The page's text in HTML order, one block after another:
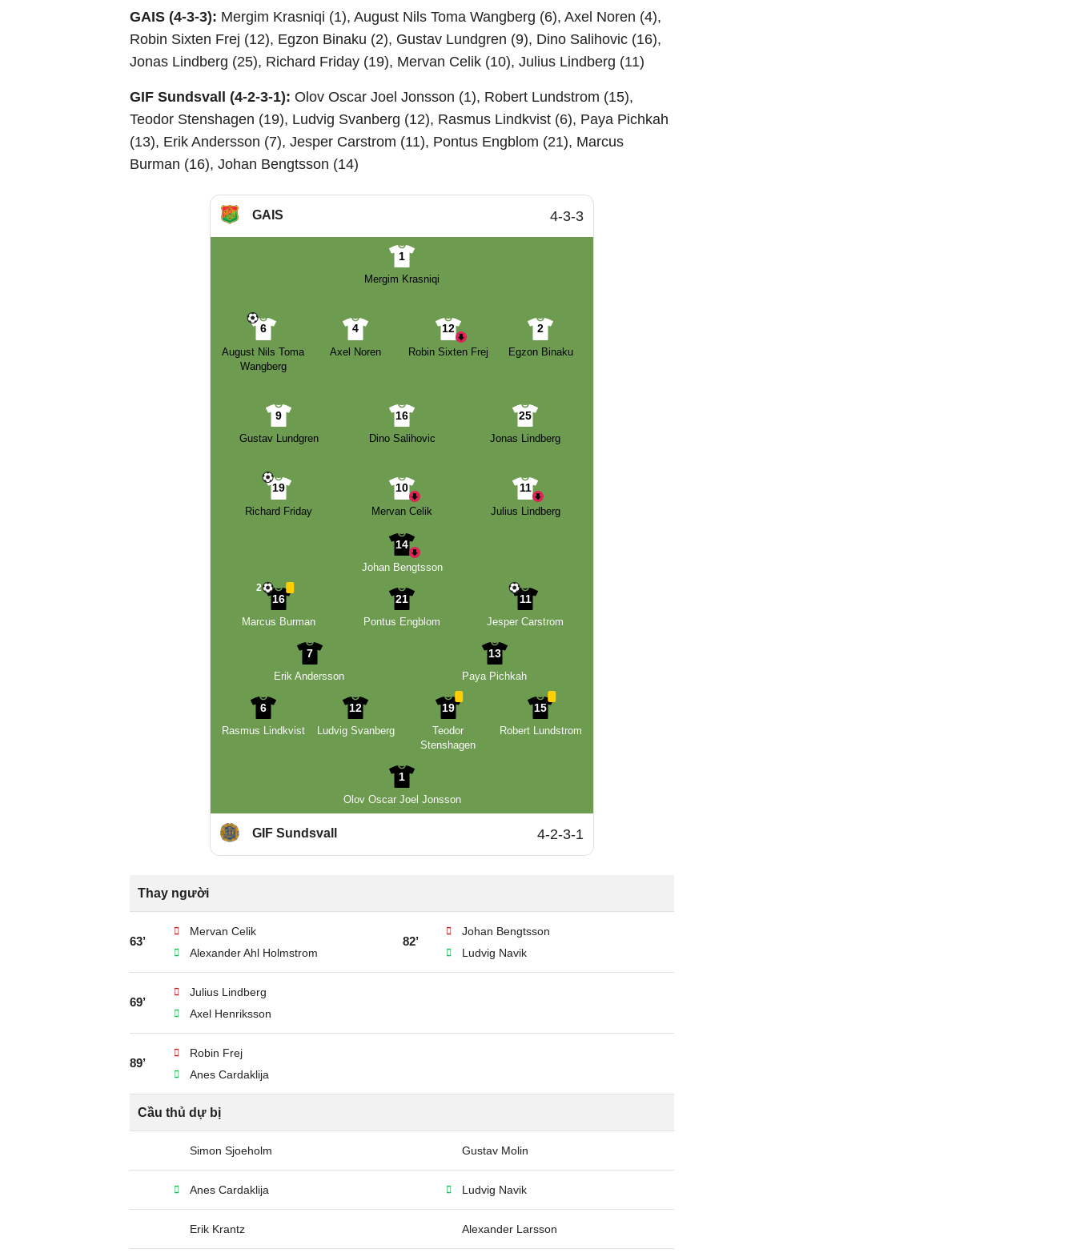
GAIS (4-3-3): Mergim Krasniqi (1), August Nils Toma Wangberg (6), Axel Noren (4),
Robin Sixten Frej (12), Egzon Binaku (2), Gustav Lundgren (9), Dino Salihovic (16),
Jonas Lindberg (25), Richard Friday (19), Mervan Celik (10), Julius Lindberg (11)
GIF Sundsvall (4-2-3-1): Olov Oscar Joel Jonsson (1), Robert Lundstrom (15),
Teodor Stenshagen (19), Ludvig Svanberg (12), Rasmus Lindkvist (6), Paya Pichkah
(13), Erik Andersson (7), Jesper Carstrom (11), Pontus Engblom (21), Marcus
Burman (16), Johan Bengtsson (14)
GAIS 4-3-3
1
Mergim Krasniqi
6
August Nils Toma
Wangberg
4
Axel Noren
12
Robin Sixten Frej
2
Egzon Binaku
9
Gustav Lundgren
16
Dino Salihovic
25
Jonas Lindberg
19
Richard Friday
10
Mervan Celik
11
Julius Lindberg
14
Johan Bengtsson
16
2
Marcus Burman
21
Pontus Engblom
11
Jesper Carstrom
7
Erik Andersson
13
Paya Pichkah
6
Rasmus Lindkvist
12
Ludvig Svanberg
19
Teodor
Stenshagen
15
Robert Lundstrom
1
Olov Oscar Joel Jonsson
GIF Sundsvall 4-2-3-1
Thay người
63’
Mervan Celik
Alexander Ahl Holmstrom
82’
Johan Bengtsson
Ludvig Navik
69’
Julius Lindberg
Axel Henriksson
89’
Robin Frej
Anes Cardaklija
Cầu thủ dự bị
Simon Sjoeholm Gustav Molin
Anes Cardaklija Ludvig Navik
Erik Krantz Alexander Larsson